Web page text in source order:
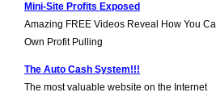
Mini-Site Profits Exposed
Amazing FREE Videos Reveal How You
Own Profit Pulling
The Auto Cash System!!!
The most valuable website on the Internet